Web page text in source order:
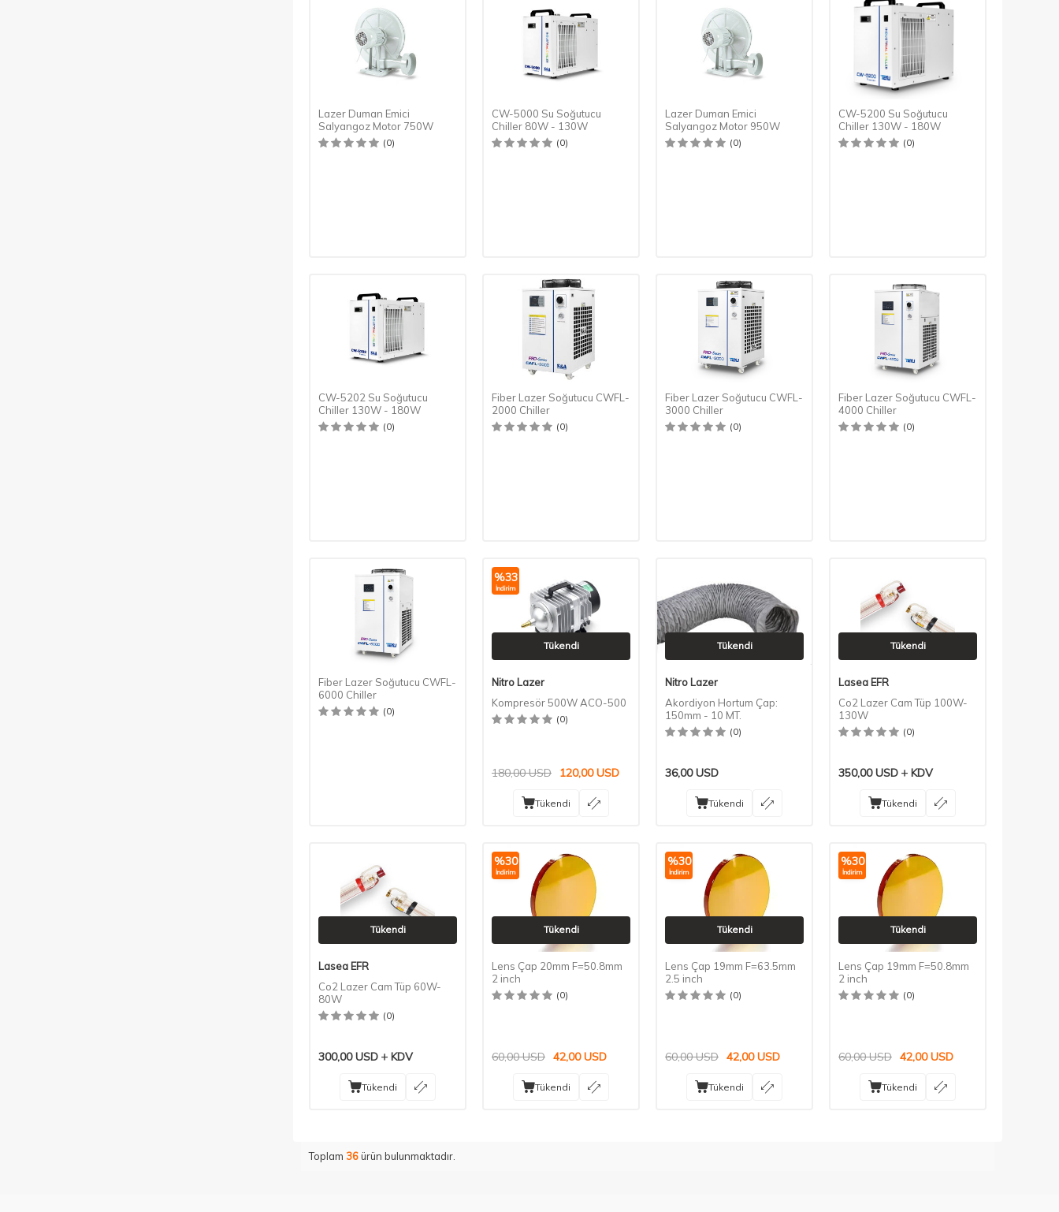
Lazer Duman Emici
Salyangoz Motor 750W
(0)
CW-5000 Su Soğutucu
Chiller 80W - 130W
(0)
Lazer Duman Emici
Salyangoz Motor 950W
(0)
CW-5200 Su Soğutucu
Chiller 130W - 180W
(0)
CW-5202 Su Soğutucu
Chiller 130W - 180W
(0)
Fiber Lazer Soğutucu CWFL-
2000 Chiller
(0)
Fiber Lazer Soğutucu CWFL-
3000 Chiller
(0)
Fiber Lazer Soğutucu CWFL-
4000 Chiller
(0)
Fiber Lazer Soğutucu CWFL-
6000 Chiller
(0)
%33
İndirim
Tükendi
Nitro Lazer
Kompresör 500W ACO-500
(0)
180,00USD 120,00USD
Tükendi
Tükendi
Nitro Lazer
Akordiyon Hortum Çap:
150mm - 10 MT.
(0)
36,00USD
Tükendi
Tükendi
Lasea EFR
Co2 Lazer Cam Tüp 100W-
130W
(0)
350,00USD KDV
Tükendi
Tükendi
Lasea EFR
Co2 Lazer Cam Tüp 60W-
80W
(0)
300,00USD KDV
Tükendi
%30
İndirim
Tükendi
Lens Çap 20mm F=50.8mm
2 inch
(0)
60,00USD 42,00USD
Tükendi
%30
İndirim
Tükendi
Lens Çap 19mm F=63.5mm
2.5 inch
(0)
60,00USD 42,00USD
Tükendi
%30
İndirim
Tükendi
Lens Çap 19mm F=50.8mm
2 inch
(0)
60,00USD 42,00USD
Tükendi
Toplam 36ürün bulunmaktadır.